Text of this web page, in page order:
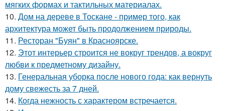
мягких формах и тактильных материалах.
10. Дом на дереве в Тоскане - пример того, как
архитектура может быть продолжением природы.
11. Ресторан "Буян" в Красноярске.
12. Этот интерьер строится не вокруг трендов, а вокруг
любви к предметному дизайну.
13. Генеральная уборка после нового года: как вернуть
дому свежесть за 7 дней.
14. Когда нежность с характером встречается.